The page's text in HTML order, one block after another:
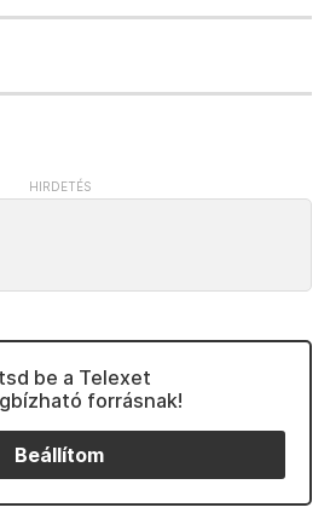
be a Telexet
forrásnak!
Beállítom